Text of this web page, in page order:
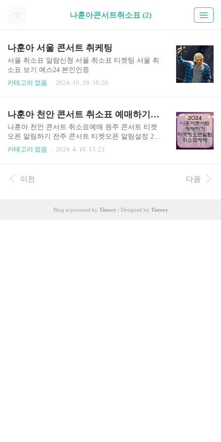
나훈아콘서트취소표 (2)
나훈아 서울 콘서트 취케팅
서울 취소표 알람신청 서울 취소표 티켓팅 서울 취
소표 보기 예스24 본인인증
카테고리 없음
2024. 10. 29. 16:26
나훈아 천안 콘서트 취소표 예매하기 원주 전주 티켓오픈 알림
나훈아 천안 콘서트 취소표예매 원주 콘서트 티켓
오픈 알림하기 전주 콘서트 티켓오픈 알림설정 202
4 나훈아 콘서트 천안 취소표 티켓 오픈 4월 18일
날짜 : 6월 22일(토) 원주종합체육관 티켓오픈 : 4월
23일(화) 오전 10시 전주 공연날짜 : 7월 6일(토) 전
5,000원 S석 143,000원 A석 121,000원 공연별 1인 4
카테고리 없음 2024. 4. 16. 13:23
이전 다음
Blog is powered by Tistory / Designed by Tistory